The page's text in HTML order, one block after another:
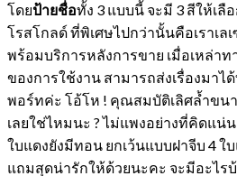
โดยป้ายชื่อทั้ง 3 แบบนี้ จะมี 3 สีให้เลื
โรสโกลด์ ที่พิเศษไปกว่านั้นคือเราเล
พร้อมบริการหลังการขาย เมื่อเหล่า
ของการใช้งาน สามารถส่งเรื่องมา
พอร์ทค่ะ โอ้โห ! คุณสมบัติเลิศล้ำขน
เลยใช่ไหมนะ ? ไม่แพงอย่างที่คิดแน่
ใบแดงยังมีทอน ยกเว้นแบบฝาจีบ 4 ใ
แถมสุดน่ารักให้ด้วยนะคะ จะมีอะไร